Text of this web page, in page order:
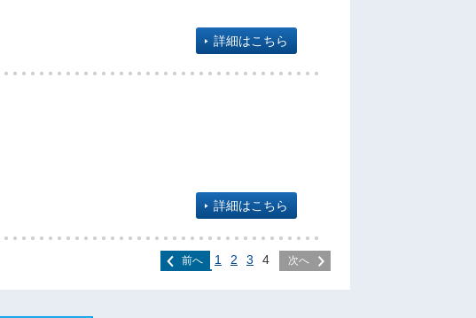
詳細はこちら
詳細はこちら
前へ 1 2 3 4 次へ